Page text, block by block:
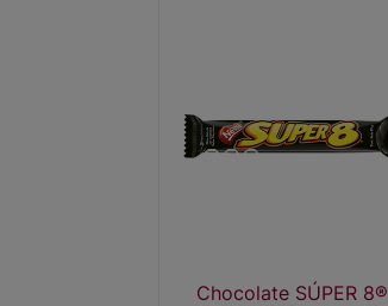
Chocolate SÚPER 8®